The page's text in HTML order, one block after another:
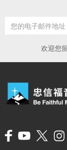
欢迎您